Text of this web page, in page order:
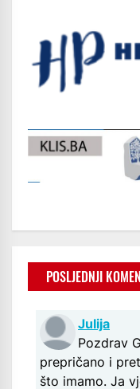
POSLJEDNJI
Julija
Pozdrav
prepričano i
što imamo. Ja